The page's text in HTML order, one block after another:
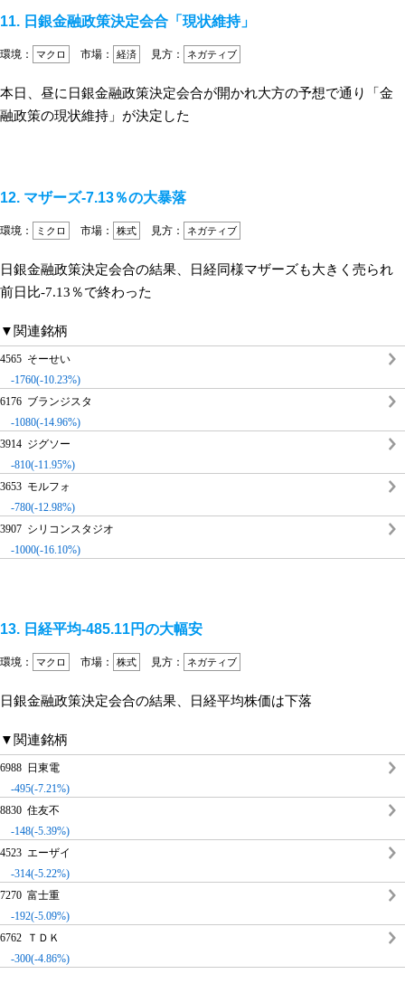
11. 日銀金融政策決定会合「現状維持」
環境： マクロ 市場： 経済 見方： ネガティブ
本日、昼に日銀金融政策決定会合が開かれ大方の予想で通り「金
融政策の現状維持」が決定した
12. マザーズ-7.13％の大暴落
環境： ミクロ 市場： 株式 見方： ネガティブ
日銀金融政策決定会合の結果、日経同様マザーズも大きく売られ
前日比-7.13％で終わった
▼関連銘柄
4565 そーせい
-1760(-10.23%)
6176 ブランジスタ
-1080(-14.96%)
3914 ジグソー
-810(-11.95%)
3653 モルフォ
-780(-12.98%)
3907 シリコンスタジオ
-1000(-16.10%)
13. 日経平均-485.11円の大幅安
環境： マクロ 市場： 株式 見方： ネガティブ
日銀金融政策決定会合の結果、日経平均株価は下落
▼関連銘柄
6988 日東電
-495(-7.21%)
8830 住友不
-148(-5.39%)
4523 エーザイ
-314(-5.22%)
7270 富士重
-192(-5.09%)
6762 ＴＤＫ
-300(-4.86%)